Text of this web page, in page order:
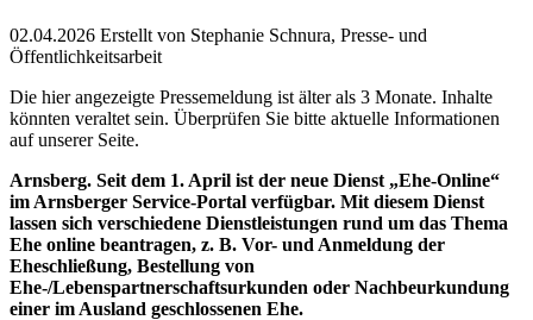
02.04.2026 Erstellt von Stephanie Schnura, Presse- und
Öffentlichkeitsarbeit
Die hier angezeigte Pressemeldung ist älter als 3 Monate. Inhalte
könnten veraltet sein. Überprüfen Sie bitte aktuelle Informationen
auf unserer Seite.
Arnsberg. Seit dem 1. April ist der neue Dienst „Ehe-Online“
im Arnsberger Service-Portal verfügbar. Mit diesem Dienst
lassen sich verschiedene Dienstleistungen rund um das Thema
Ehe online beantragen, z. B. Vor- und Anmeldung der
Eheschließung, Bestellung von
Ehe-/Lebenspartnerschaftsurkunden oder Nachbeurkundung
einer im Ausland geschlossenen Ehe.